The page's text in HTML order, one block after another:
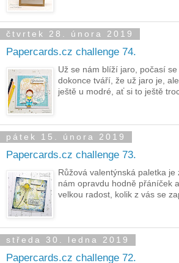
čtvrtek 28. února 2019
Papercards.cz challenge 74.
Už se nám blíží jaro, počasí
dokonce tváří, že už jaro je,
ještě u modré, ať si to ještě
pátek 15. února 2019
Papercards.cz challenge 73.
Růžová valentýnská paletka je
nám opravdu hodně přáníček
velkou radost, kolik z vás se
středa 30. ledna 2019
Papercards.cz challenge 72.